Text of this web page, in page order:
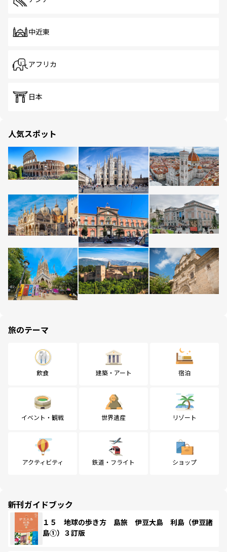
中近東
アフリカ
日本
人気スポット
旅のテーマ
飲食 建築・アート 宿泊
イベント・観戦 世界遺産 リゾート
アクティビティ 鉄道・フライト ショップ
新刊ガイドブック
１５ 地球の歩き方 島旅 伊豆大島 利島（伊豆諸
島①）３訂版